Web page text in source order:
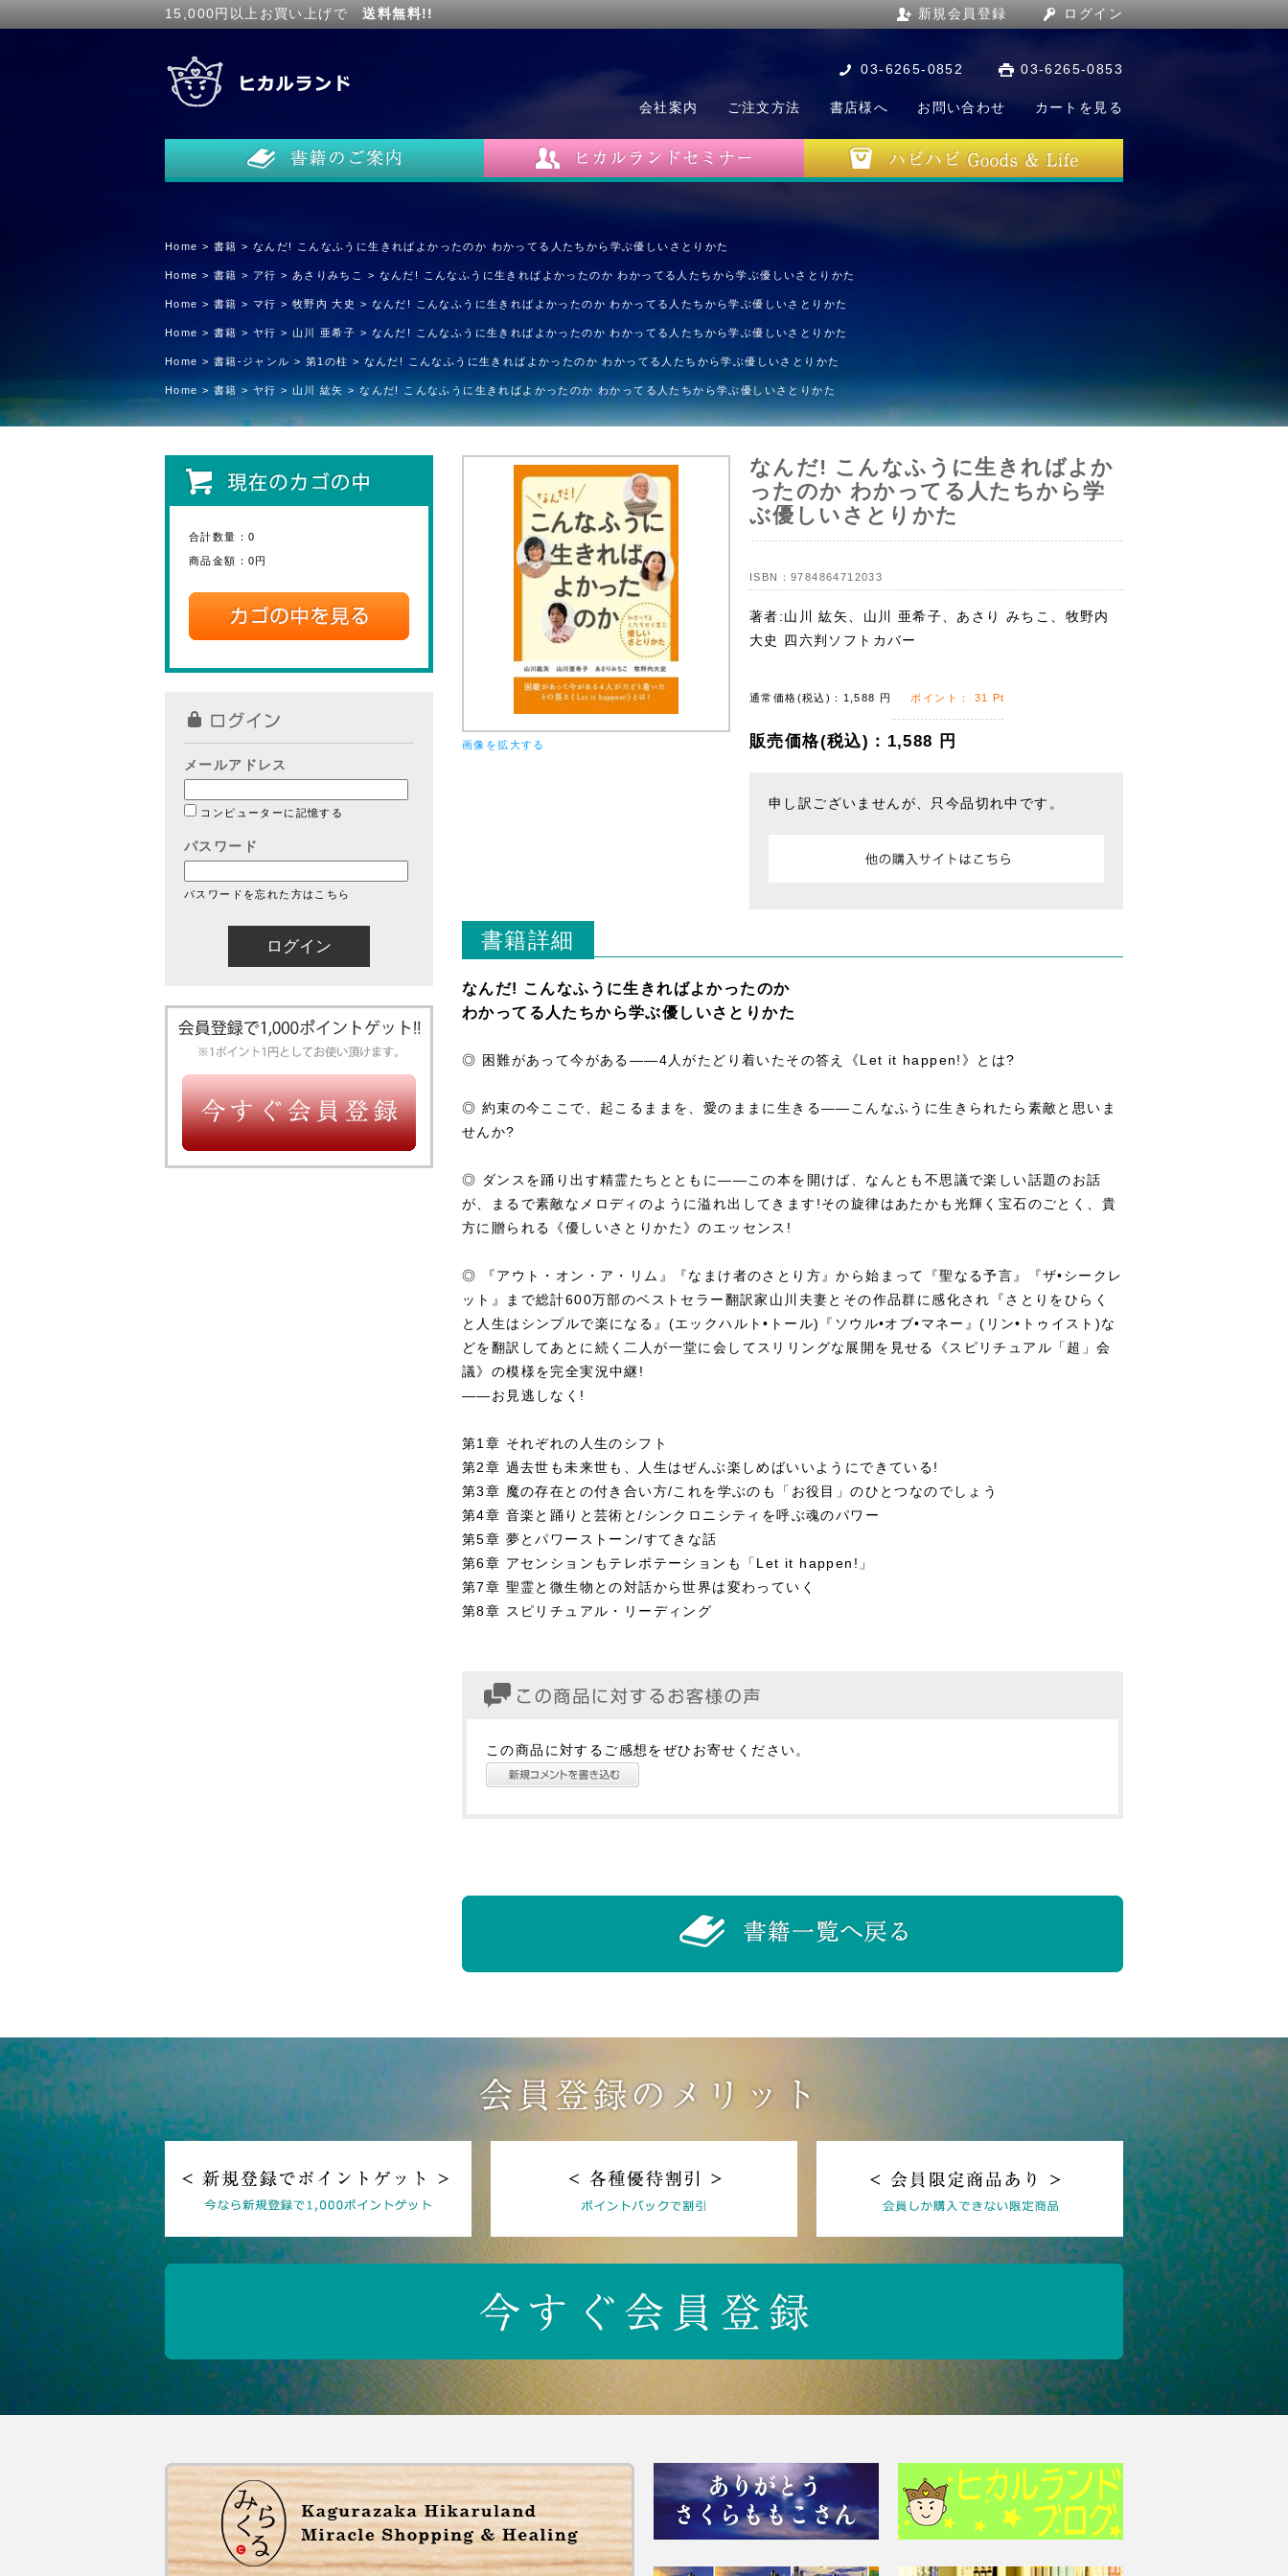
新規会員登録 ログイン
15,000円以上お買い上げで送料無料!!
03-6265-0852 03-6265-0853
会社案内 ご注文方法 書店様へ お問い合わせ カートを見る
Home > 書籍 > なんだ! こんなふうに生きればよかったのか わかってる人たちから学ぶ優しいさとりかた
Home > 書籍 > ア行 > あさりみちこ > なんだ! こんなふうに生きればよかったのか わかってる人たちから学ぶ優しいさとりかた
Home > 書籍 > マ行 > 牧野内 大史 > なんだ! こんなふうに生きればよかったのか わかってる人たちから学ぶ優しいさとりかた
Home > 書籍 > ヤ行 > 山川 亜希子 > なんだ! こんなふうに生きればよかったのか わかってる人たちから学ぶ優しいさとりかた
Home > 書籍-ジャンル > 第1の柱 > なんだ! こんなふうに生きればよかったのか わかってる人たちから学ぶ優しいさとりかた
Home > 書籍 > ヤ行 > 山川 紘矢 >なんだ! こんなふうに生きればよかったのか わかってる人たちから学ぶ優しいさとりかた
合計数量： 0
商品金額： 0円
メールアドレス
コンピューターに記憶する
パスワード
パスワードを忘れた方はこちら
画像を拡大する
なんだ! こんなふうに生きればよか
ったのか わかってる人たちから学
ぶ優しいさとりかた
ISBN： 9784864712033
著者:山川 紘矢、山川 亜希子、あさり みちこ、牧野内
大史 四六判ソフトカバー
通常価格(税込)： 1,588 円 ポイント： 31 Pt
販売価格(税込)： 1,588 円
申し訳ございませんが、只今品切れ中です。
書籍詳細
なんだ! こんなふうに生きればよかったのか
わかってる人たちから学ぶ優しいさとりかた
◎ 困難があって今がある――4人がたどり着いたその答え《Let it happen!》とは?
◎ 約束の今ここで、起こるままを、愛のままに生きる――こんなふうに生きられたら素敵と思いま
せんか?
◎ ダンスを踊り出す精霊たちとともに――この本を開けば、なんとも不思議で楽しい話題のお話
が、まるで素敵なメロディのように溢れ出してきます!その旋律はあたかも光輝く宝石のごとく、貴
方に贈られる《優しいさとりかた》のエッセンス!
◎ 『アウト・オン・ア・リム』『なまけ者のさとり方』から始まって『聖なる予言』『ザ•シークレ
ット』まで総計600万部のベストセラー翻訳家山川夫妻とその作品群に感化され『さとりをひらく
と人生はシンプルで楽になる』(エックハルト•トール)『ソウル•オブ•マネー』(リン•トゥイスト)な
どを翻訳してあとに続く二人が一堂に会してスリリングな展開を見せる《スピリチュアル「超」会
議》の模様を完全実況中継!
――お見逃しなく!
第1章 それぞれの人生のシフト
第2章 過去世も未来世も、人生はぜんぶ楽しめばいいようにできている!
第3章 魔の存在との付き合い方/これを学ぶのも「お役目」のひとつなのでしょう
第4章 音楽と踊りと芸術と/シンクロニシティを呼ぶ魂のパワー
第5章 夢とパワーストーン/すてきな話
第6章 アセンションもテレポテーションも「Let it happen!」
第7章 聖霊と微生物との対話から世界は変わっていく
第8章 スピリチュアル・リーディング
この商品に対するご感想をぜひお寄せください。